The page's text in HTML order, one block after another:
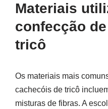
Materiais
confecção
tricô
Os materiais mais
cachecóis de tricô
misturas de fibras. A